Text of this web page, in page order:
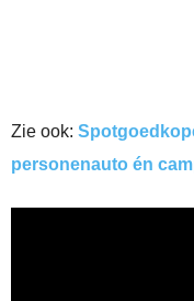
Zie ook:
personenauto én